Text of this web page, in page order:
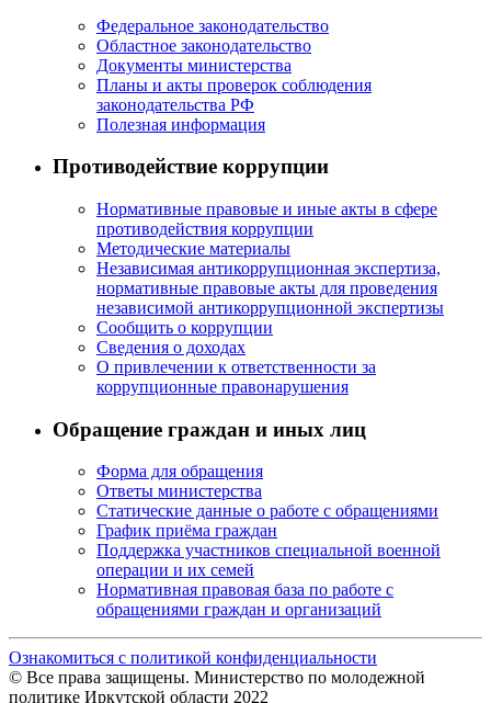
Федеральное законодательство
Областное законодательство
Документы министерства
Планы и акты проверок соблюдения
законодательства РФ
Полезная информация
Противодействие коррупции
Нормативные правовые и иные акты в сфере
противодействия коррупции
Методические материалы
Независимая антикоррупционная экспертиза,
нормативные правовые акты для проведения
независимой антикоррупционной экспертизы
Сообщить о коррупции
Сведения о доходах
О привлечении к ответственности за
коррупционные правонарушения
Обращение граждан и иных лиц
Форма для обращения
Ответы министерства
Статические данные о работе с обращениями
График приёма граждан
Поддержка участников специальной военной
операции и их семей
Нормативная правовая база по работе с
обращениями граждан и организаций
Ознакомиться с политикой конфиденциальности
© Все права защищены. Министерство по молодежной
политике Иркутской области 2022